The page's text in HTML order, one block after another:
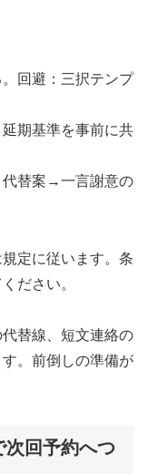
回避：三択テンプ
期基準を事前に共
替案→一言謝意の
定に従います。条
ださい。
替線、短文連絡の
。前倒しの準備が
次回予約へつ